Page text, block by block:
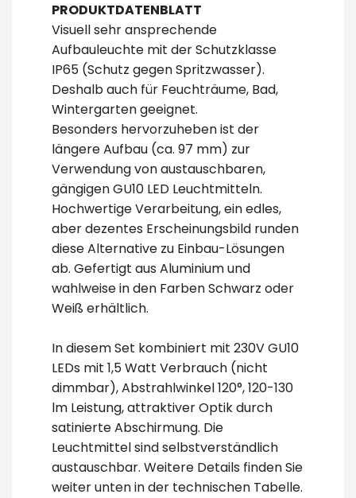
PRODUKTDATENBLATT
Visuell sehr ansprechende
Aufbauleuchte mit der Schutzklasse
IP65 (Schutz gegen Spritzwasser).
Deshalb auch für Feuchträume, Bad,
Wintergarten geeignet.
Besonders hervorzuheben ist der
längere Aufbau (ca. 97 mm) zur
Verwendung von austauschbaren,
gängigen GU10 LED Leuchtmitteln.
Hochwertige Verarbeitung, ein edles,
aber dezentes Erscheinungsbild runden
diese Alternative zu Einbau-Lösungen
ab. Gefertigt aus Aluminium und
wahlweise in den Farben Schwarz oder
Weiß erhältlich.
In diesem Set kombiniert mit 230V GU10
LEDs mit 1,5 Watt Verbrauch (nicht
dimmbar), Abstrahlwinkel 120°, 120-130
lm Leistung, attraktiver Optik durch
satinierte Abschirmung. Die
Leuchtmittel sind selbstverständlich
austauschbar. Weitere Details finden Sie
weiter unten in der technischen Tabelle.